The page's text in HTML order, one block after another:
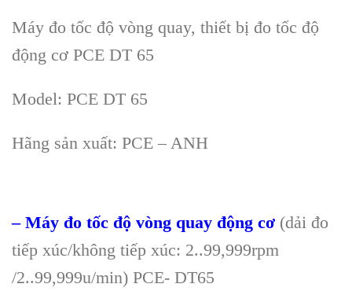
Máy đo tốc độ vòng quay, thiết bị đo tốc độ
động cơ PCE DT 65
Model: PCE DT 65
Hãng sản xuất: PCE – ANH
– Máy đo tốc độ vòng quay động cơ (dải đo
tiếp xúc/không tiếp xúc: 2..99,999rpm
/2..99,999u/min) PCE- DT65